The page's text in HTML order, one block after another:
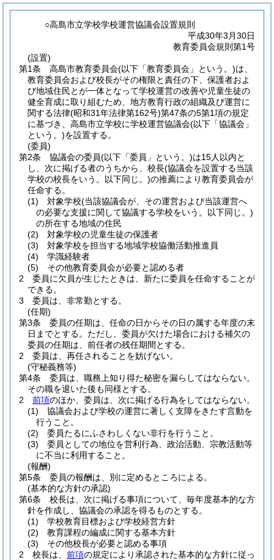
○高島市立学校学校運営協議会設置規則
平成30年3月30日
教育委員会規則第1号
(設置)
第1条
高島市教育委員会(以下「教育委員会」という。)は、
教育委員会および校長がその権限と責任の下、保護者およ
び地域住民とが一体となって学校運営の改善や児童生徒の
健全育成に取り組むため、地方教育行政の組織及び運営に
関する法律(昭和31年法律第162号)第47条の5第1項の規定
に基づき、高島市立学校に学校運営協議会(以下「協議会」
という。)を設置する。
(委員)
第2条
協議会の委員(以下「委員」という。)は15人以内と
し、次に掲げる者のうちから、校長(協議会を設置する当該
学校の校長をいう。以下同じ。)の推薦により教育委員会が
任命する。
(1)
対象学校(当該協議会が、その運営および当該運営へ
の必要な支援に関して協議する学校をいう。以下同じ。)
の所在する地域の住民
(2)
対象学校の児童生徒の保護者
(3)
対象学校を担当する地域学校協働活動推進員
(4)
学識経験者
(5)
その他教育委員会が必要と認める者
2
委員に欠員が生じたときは、新たに委員を任命することが
できる。
3
委員は、非常勤とする。
(任期)
第3条
委員の任期は、任命の日からその日の属する年度の末
日までとする。 ただし、委員が欠けた場合における補欠の
委員の任期は、前任者の残任期間とする。
2
委員は、再任されることを妨げない。
(守秘義務等)
第4条
委員は、職務上知り得た秘密を漏らしてはならない。
その職を退いた後も同様とする。
2
前項のほか、委員は、次に掲げる行為をしてはならない。
(1)
協議会および学校の運営に著しく支障をきたす言動を
行うこと。
(2)
委員たるにふさわしくない非行を行うこと。
(3)
委員としての地位を営利行為、政治活動、宗教活動等
に不当に利用すること。
(報酬)
第5条
委員の報酬は、別に定めるところによる。
(基本的な方針の承認)
第6条
校長は、次に掲げる事項について、毎年度基本的な方
針を作成し、協議会の承認を得るものとする。
(1)
学校教育目標および学校経営方針
(2)
教育課程の編成に関する基本方針
(3)
その他校長が必要と認める事項
2
校長は、 前項の規定により承認された基本的な方針に従っ